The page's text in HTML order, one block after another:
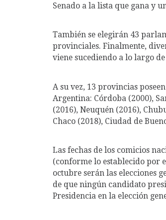
Senado a la lista que gana y
También se elegirán 43
provinciales. Finalmente,
viene sucediendo a lo largo de
A su vez, 13 provincias
Argentina: Córdoba (2000),
(2016), Neuquén (2016),
Chaco (2018), Ciudad de
Las fechas de los comicios
(conforme lo establecido por
octubre serán las elecciones
de que ningún candidato
Presidencia en la elección